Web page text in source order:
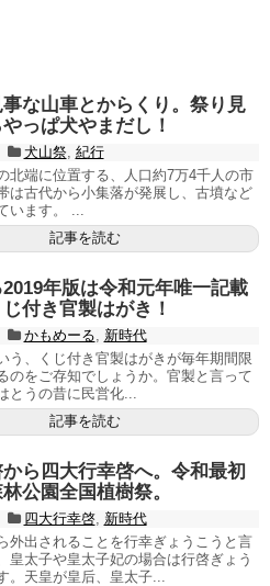
な山車とからくり。祭り見
っぱ犬やまだし！
犬山祭, 紀行
北端に位置する、人口約7万4千人の市
は古代から小集落が発展し、古墳など
います。 ...
記事を読む
年版は令和元年唯一記載
付き官製はがき！
かもめーる
新時代
う、くじ付き官製はがきが毎年期間限
のをご存知でしょうか。官製と言って
とうの昔に民営化...
記事を読む
ら四大行幸啓へ。令和最初
公園全国植樹祭。
四大行幸啓, 新時代
外出されることを行幸ぎょうこうと言
皇太子や皇太子妃の場合は行啓ぎょう
。天皇が皇后、皇太子...